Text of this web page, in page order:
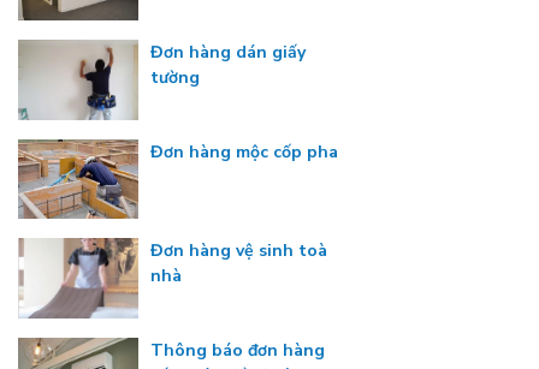
Đơn hàng dán giấy
tường
Đơn hàng mộc cốp pha
Đơn hàng vệ sinh toà
nhà
Thông báo đơn hàng